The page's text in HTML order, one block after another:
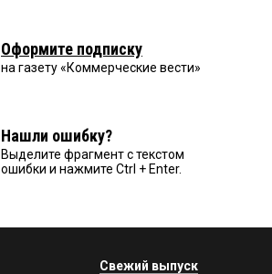
Оформите подписку
на газету «Коммерческие вести»
Нашли ошибку?
Выделите фрагмент с текстом
ошибки и нажмите Ctrl + Enter.
Свежий выпуск